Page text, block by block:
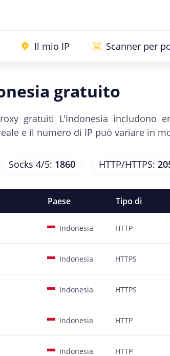
Il mio IP Scanner per
gratuito
gratuiti L'Indonesia includono
e il numero di IP può variare in
Socks 4/5: 1860 HTTP/HTTPS:
Paese Tipo di
Indonesia HTTP
Indonesia HTTPS
Indonesia HTTPS
Indonesia HTTP
Indonesia HTTP